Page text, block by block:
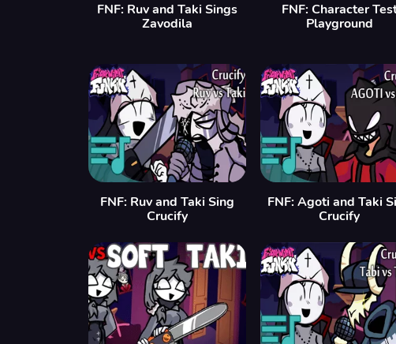
FNF: Ruv and Taki Sings
Zavodila
FNF: Character
Playground
FNF: Ruv and Taki Sing
Crucify
FNF: Agoti and Taki
Crucify